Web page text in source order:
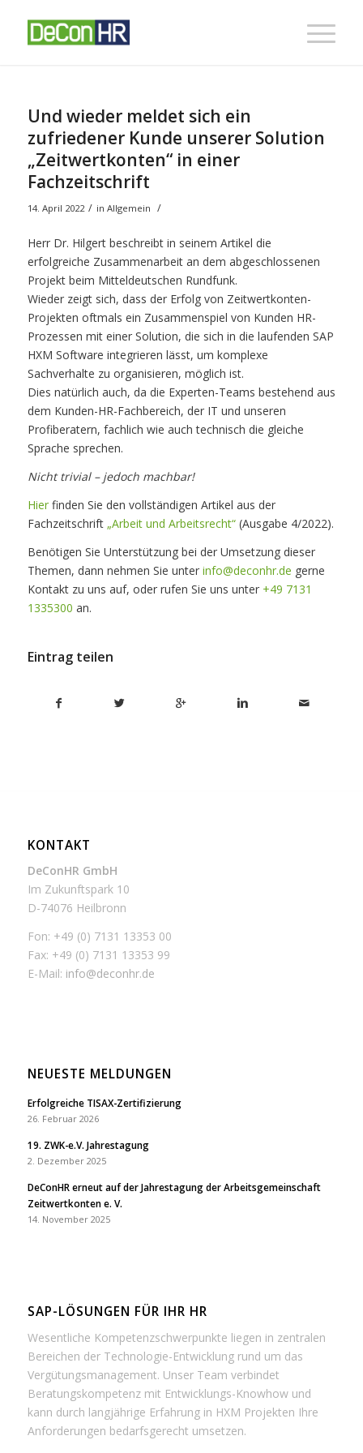
Und wieder meldet sich ein
zufriedener Kunde unserer Solution
„Zeitwertkonten“ in einer
Fachzeitschrift
14. April 2022 / in Allgemein /
Herr Dr. Hilgert beschreibt in seinem Artikel die
erfolgreiche Zusammenarbeit an dem abgeschlossenen
Projekt beim Mitteldeutschen Rundfunk.
Wieder zeigt sich, dass der Erfolg von Zeitwertkonten-
Projekten oftmals ein Zusammenspiel von Kunden HR-
Prozessen mit einer Solution, die sich in die laufenden SAP
HXM Software integrieren lässt, um komplexe
Sachverhalte zu organisieren, möglich ist.
Dies natürlich auch, da die Experten-Teams bestehend aus
dem Kunden-HR-Fachbereich, der IT und unseren
Profiberatern, fachlich wie auch technisch die gleiche
Sprache sprechen.
Nicht trivial – jedoch machbar!
Hierfinden Sie den vollständigen Artikel aus der
Fachzeitschrift „Arbeit und Arbeitsrecht“(Ausgabe 4/2022).
Benötigen Sie Unterstützung bei der Umsetzung dieser
Themen, dann nehmen Sie unter info@deconhr.de gerne
Kontakt zu uns auf, oder rufen Sie uns unter +49 7131
1335300 an.
Eintrag teilen
KONTAKT
DeConHR GmbH
Im Zukunftspark 10
D-74076 Heilbronn
Fon: +49 (0) 7131 13353 00
Fax: +49 (0) 7131 13353 99
E-Mail: info@deconhr.de
NEUESTE MELDUNGEN
Erfolgreiche TISAX-Zertifizierung
26. Februar 2026
19. ZWK-e.V. Jahrestagung
2. Dezember 2025
DeConHR erneut auf der Jahrestagung der Arbeitsgemeinschaft
Zeitwertkonten e. V.
14. November 2025
SAP-LÖSUNGEN FÜR IHR HR
Wesentliche Kompetenzschwerpunkte liegen in zentralen
Bereichen der Technologie-Entwicklung rund um das
Vergütungsmanagement. Unser Team verbindet
Beratungskompetenz mit Entwicklungs-Knowhow und
kann durch langjährige Erfahrung in HXM Projekten Ihre
Anforderungen bedarfsgerecht umsetzen.